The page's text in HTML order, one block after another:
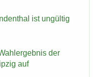
ist un­gül­tig
der
auf